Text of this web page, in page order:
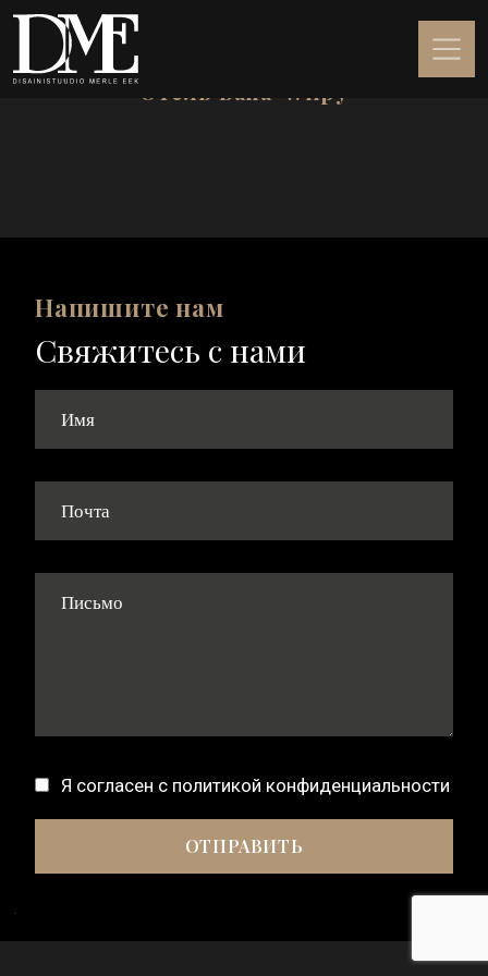
Отель Вана-Wиру
Напишите нам
Свяжитесь с нами
Я согласен с политикой конфиденциальности
.